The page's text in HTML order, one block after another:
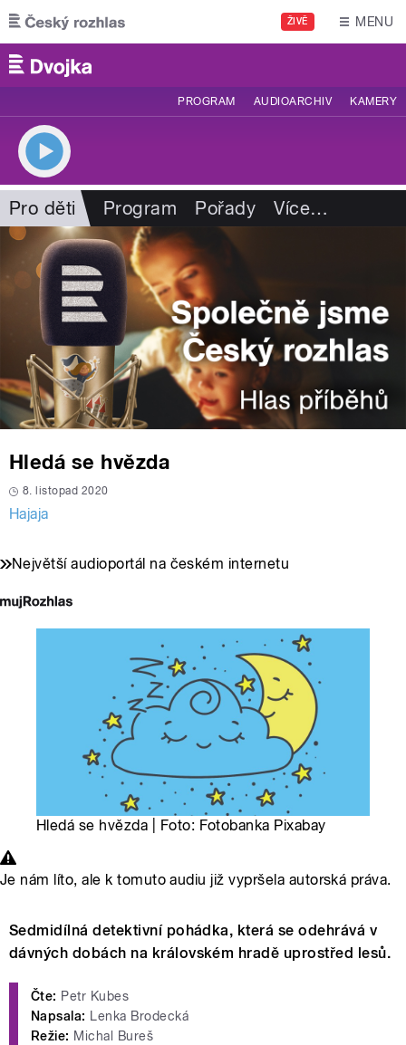
Přejít k hlavnímu obsahu
ŽIVĚ MENU
PROGRAM AUDIOARCHIV KAMERY
Pro děti Program Pořady Více…
Hledá se hvězda
8. listopad 2020
Hajaja
Největší audioportál na českém internetu
Hledá se hvězda | Foto: Fotobanka Pixabay
Je nám líto, ale k tomuto audiu již vypršela autorská práva.
Sedmidílná detektivní pohádka, která se odehrává v
dávných dobách na královském hradě uprostřed lesů.
Čte: Petr Kubes
Napsala: Lenka Brodecká
Režie: Michal Bureš